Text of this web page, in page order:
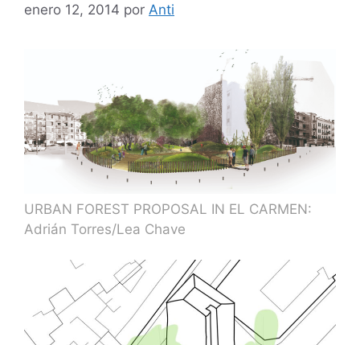
enero 12, 2014 por Anti
URBAN FOREST PROPOSAL IN EL CARMEN:
Adrián Torres/Lea Chave